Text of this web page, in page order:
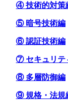
④ 技術的対策
⑤ 暗号技術編
⑥ 認証技術編
⑦ セキュリテ
⑧ 多層防御編
⑨ 規格・法規